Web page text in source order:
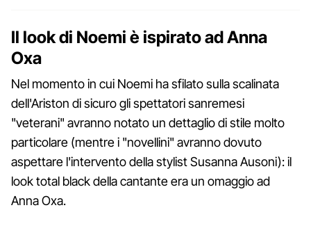
Il look di Noemi è ispirato ad Anna
Oxa
Nel momento in cui Noemi ha sfilato sulla scalinata
dell'Ariston di sicuro gli spettatori sanremesi
"veterani" avranno notato un dettaglio di stile molto
particolare (mentre i "novellini" avranno dovuto
aspettare l'intervento della stylist Susanna Ausoni): il
look total black della cantante era un omaggio ad
Anna Oxa.